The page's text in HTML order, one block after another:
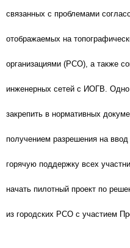
связанных с проблемами
отображаемых на
организациями (РСО), а также
инженерных сетей с ИОГВ.
закрепить в нормативных
получением разрешения на
горячую поддержку всех
начать пилотный проект по
из городских РСО с участием